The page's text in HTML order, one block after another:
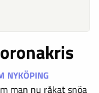
NYKÖPING
man nu råkat snöa